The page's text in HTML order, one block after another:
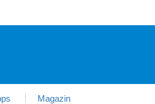
Magazin